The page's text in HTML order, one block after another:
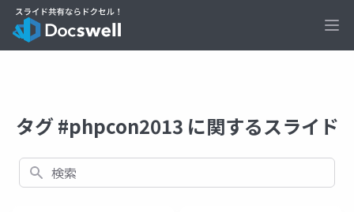
タグ #phpcon2013 に関するスライド
検索